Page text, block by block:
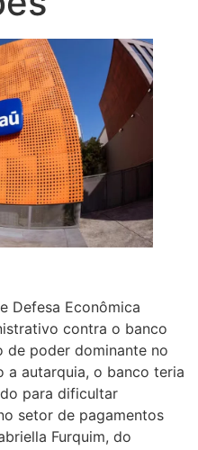
Defesa Econômica
contra o banco
de poder dominante no
a autarquia, o banco teria
para dificultar
setor de pagamentos
Furquim, do